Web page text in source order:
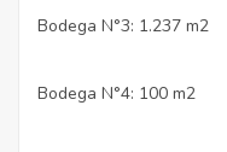
Bodega N°3: 1.237 m2
Bodega N°4: 100 m2